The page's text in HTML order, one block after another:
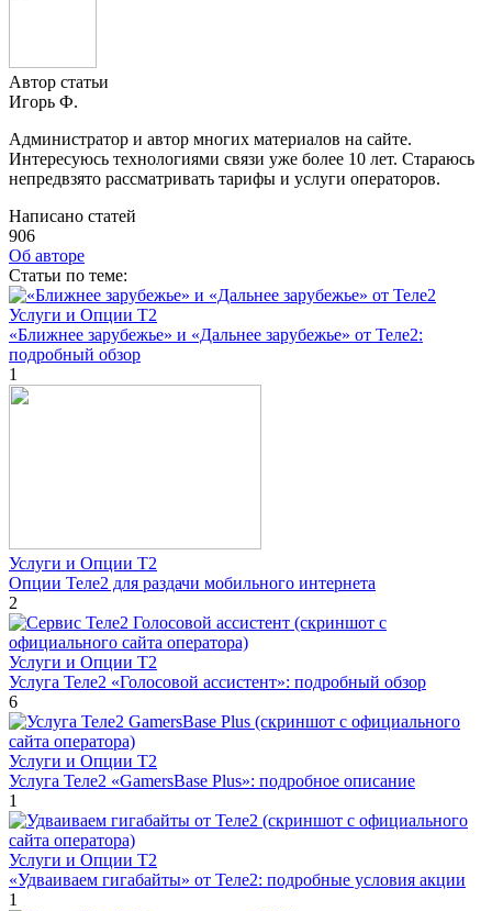
Автор статьи
Игорь Ф.
Администратор и автор многих материалов на сайте.
Интересуюсь технологиями связи уже более 10 лет. Стараюсь
непредвзято рассматривать тарифы и услуги операторов.
Написано статей
906
Об авторе
Cтатьи по теме:
Услуги и Опции T2
«Ближнее зарубежье» и «Дальнее зарубежье» от Теле2:
подробный обзор
1
Услуги и Опции T2
Опции Теле2 для раздачи мобильного интернета
2
Услуги и Опции T2
Услуга Теле2 «Голосовой ассистент»: подробный обзор
6
Услуги и Опции T2
Услуга Теле2 «GamersBase Plus»: подробное описание
1
Услуги и Опции T2
«Удваиваем гигабайты» от Теле2: подробные условия акции
1